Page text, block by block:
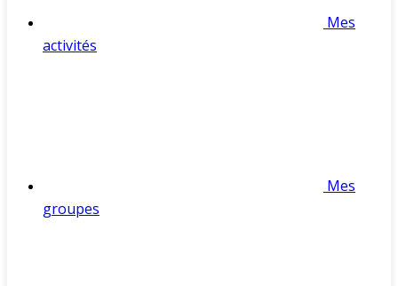
Mes
activités
Mes
groupes